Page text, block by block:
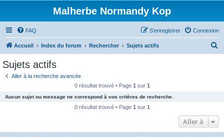
Malherbe Normandy Kop
FAQ Connexion
S’enregistrer
Accueil Index du forum Rechercher Sujets actifs
c
Sujets actifs
Aller à la recherche avancée
0 résultat trouvé • Page 1 sur 1
Aucun sujet ou message ne correspond à vos critères de recherche.
0 résultat trouvé • Page 1 sur 1
Aller à